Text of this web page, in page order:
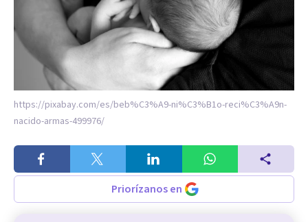
https://pixabay.com/es/beb%C3%A9-ni%C3%B1o-reci%C3%A9n-
nacido-armas-499976/
Priorízanos en